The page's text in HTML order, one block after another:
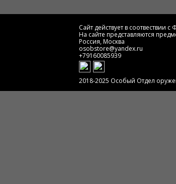
Сайт действует в
На сайте представляются
Россия, Москва
osobstore@yandex.ru
+79160085939
2018-2025 Особый Отдел